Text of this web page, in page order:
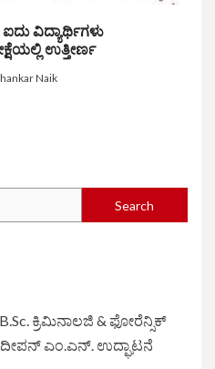
ವಿದ್ಯಾರ್ಥಿಗಳು
ಉತ್ತೀರ್ಣ
Naik
Search
B.Sc. ಕ್ರಿಮಿನಾಲಜಿ & ಫೋರೆನ್ಸಿಕ್
ಎಂ.ಎನ್. ಉದ್ಘಾಟನೆ